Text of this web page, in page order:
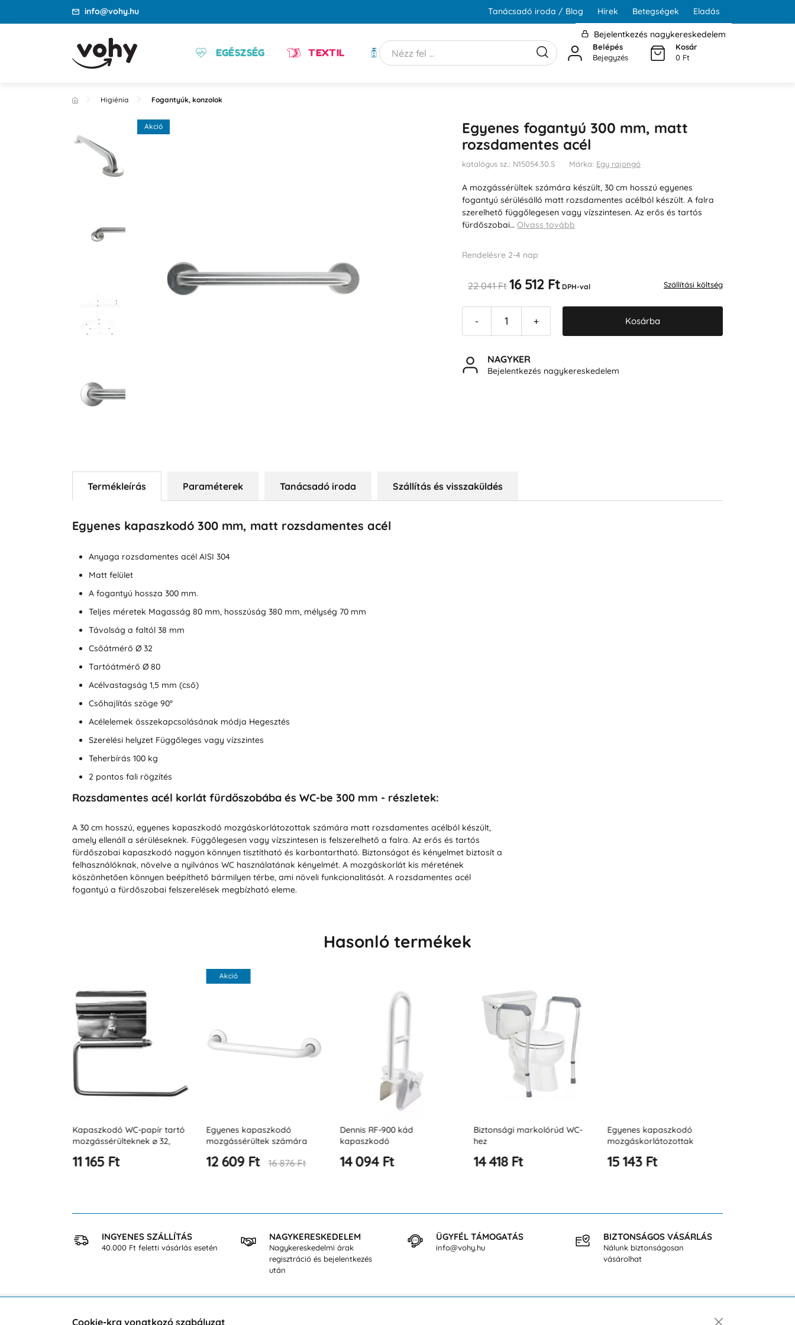
info@vohy.hu Tanácsadó iroda / Blog Hírek Betegségek Eladás
Bejelentkezés nagykereskedelem
EGÉSZSÉG TEXTIL HIGIÉNIA
Belépés
Bejegyzés
Kosár
0 Ft
Higiénia Fogantyúk, konzolok
Egyenes fogantyú 300 mm, matt
rozsdamentes acél
katalógus sz.: N15054.30.S Márka: Egy rajongó
A mozgássérültek számára készült, 30 cm hosszú egyenes
fogantyú sérülésálló matt rozsdamentes acélból készült. A falra
szerelhető függőlegesen vagy vízszintesen. Az erős és tartós
fürdőszobai…Olvass tovább
Rendelésre 2-4 nap
22 041 Ft 16 512 Ft DPH-val Szállítási költség
- + Kosárba
NAGYKER
Bejelentkezés nagykereskedelem
Akció
Termékleírás Paraméterek Tanácsadó iroda Szállítás és visszaküldés
Egyenes kapaszkodó 300 mm, matt rozsdamentes acél
Anyaga rozsdamentes acél AISI 304
Matt felület
A fogantyú hossza 300 mm.
Teljes méretek Magasság 80 mm, hosszúság 380 mm, mélység 70 mm
Távolság a faltól 38 mm
Csőátmérő Ø 32
Tartóátmérő Ø 80
Acélvastagság 1,5 mm (cső)
Csőhajlítás szöge 90°
Acélelemek összekapcsolásának módja Hegesztés
Szerelési helyzet Függőleges vagy vízszintes
Teherbírás 100 kg
2 pontos fali rögzítés
Rozsdamentes acél korlát fürdőszobába és WC-be 300 mm - részletek:
A 30 cm hosszú, egyenes kapaszkodó mozgáskorlátozottak számára matt rozsdamentes acélból készült,
amely ellenáll a sérüléseknek. Függőlegesen vagy vízszintesen is felszerelhető a falra. Az erős és tartós
fürdőszobai kapaszkodó nagyon könnyen tisztítható és karbantartható. Biztonságot és kényelmet biztosít a
felhasználóknak, növelve a nyilvános WC használatának kényelmét. A mozgáskorlát kis méretének
köszönhetően könnyen beépíthető bármilyen térbe, ami növeli funkcionalitását. A rozsdamentes acél
fogantyú a fürdőszobai felszerelések megbízható eleme.
Hasonló termékek
Kapaszkodó WC-papír tartó
mozgássérülteknek ⌀ 32,
11 165 Ft
Akció
Egyenes kapaszkodó
mozgássérültek számára
12 609 Ft 16 876 Ft
Dennis RF-900 kád
kapaszkodó
14 094 Ft
Biztonsági markolórúd WC-
hez
14 418 Ft
Egyenes kapaszkodó
mozgáskorlátozottak
15 143 Ft
INGYENES SZÁLLÍTÁS
40.000 Ft feletti vásárlás esetén
NAGYKERESKEDELEM
Nagykereskedelmi árak
regisztráció és bejelentkezés
után
ÜGYFÉL TÁMOGATÁS
info@vohy.hu
BIZTONSÁGOS VÁSÁRLÁS
Nálunk biztonságosan
vásárolhat
Cookie-kra vonatkozó szabályzat